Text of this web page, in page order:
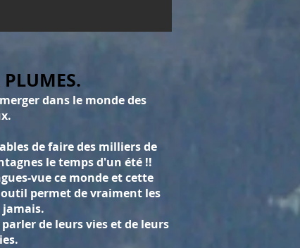
PLUMES.
dans le monde des
de faire des milliers de
le temps d'un été !!
vue ce monde et cette
permet de vraiment les
de leurs vies et de leurs